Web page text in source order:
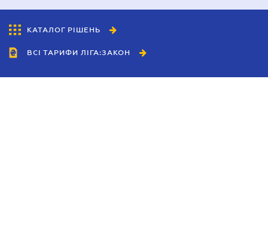
КАТАЛОГ РІШЕНЬ
ВСІ ТАРИФИ ЛІГА:ЗАКОН